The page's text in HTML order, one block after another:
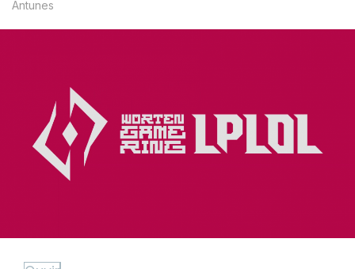
Antunes